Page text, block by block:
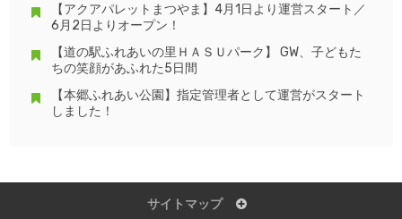
【アクアパレットまつやま】4月1日より運営スタート／
6月2日よりオープン！
【道の駅ふれあいの里ＨＡＳＵパーク】 GW、子どもた
ちの笑顔があふれた5日間
【本郷ふれあい公園】指定管理者として運営がスタート
しました！
サイトマップ